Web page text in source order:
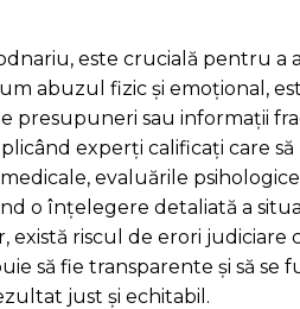
este crucială pentru a
abuzul fizic și emoțional,
presupuneri sau informații
experți calificați care să
evaluările
o înțelegere detaliată a
riscul de erori judiciare
să fie transparente și să se
just și echitabil.